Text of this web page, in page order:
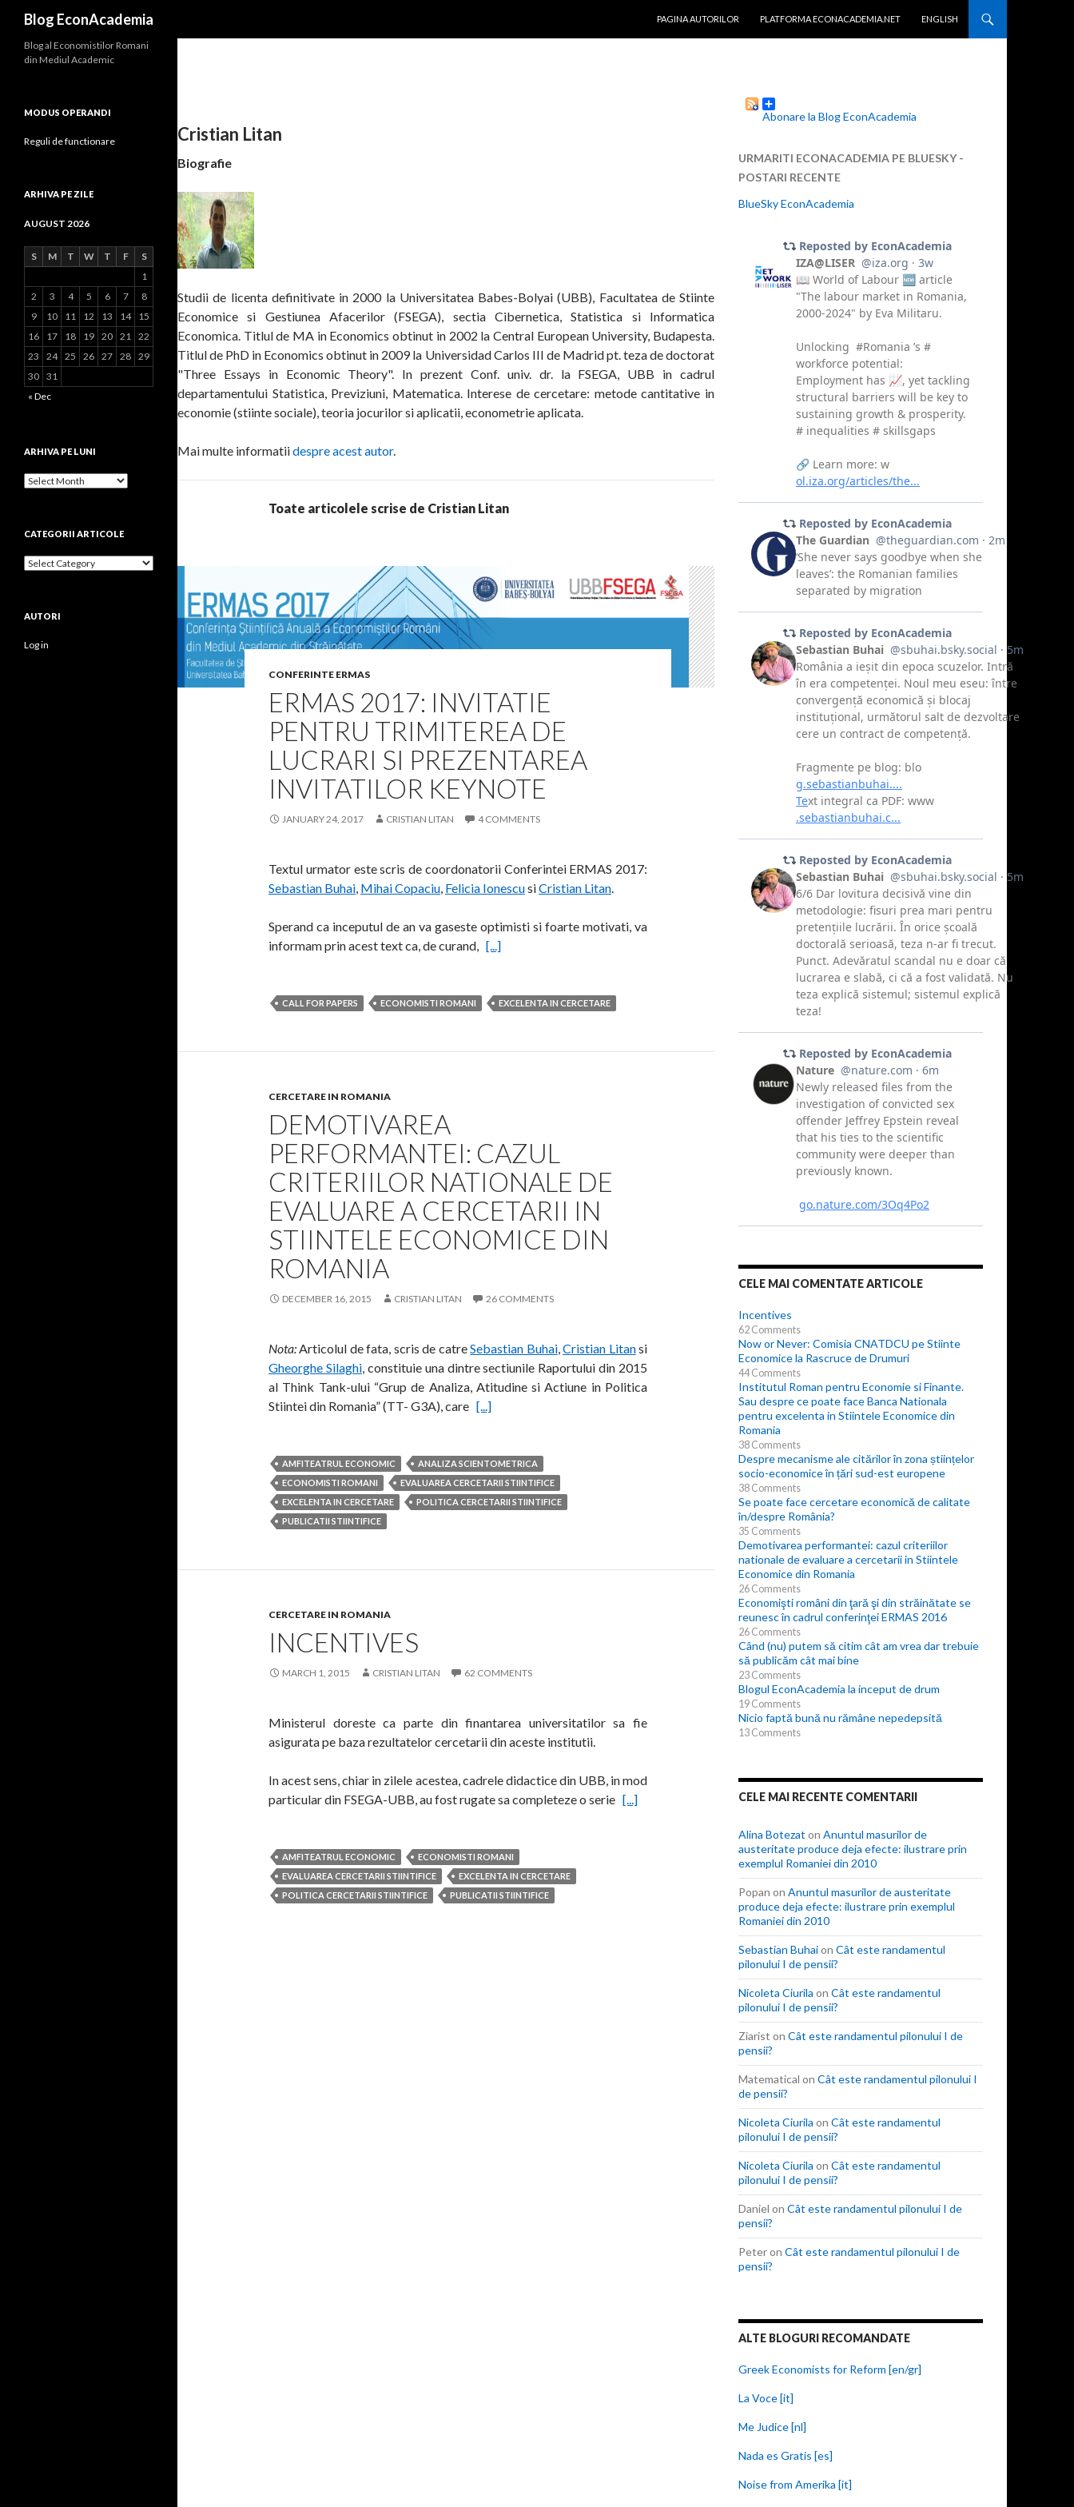
Blog EconAcademia
PAGINA AUTORILOR
PLATFORMA ECONACADEMIA.NET ENGLISH
Cristian Litan
Biografie
Studii de licenta definitivate in 2000 la Universitatea Babes-Bolyai (UBB), Facultatea de Stiinte
Economice si Gestiunea Afacerilor (FSEGA), sectia Cibernetica, Statistica si Informatica
Economica. Titlul de MA in Economics obtinut in 2002 la Central European University, Budapesta.
Titlul de PhD in Economics obtinut in 2009 la Universidad Carlos III de Madrid pt. teza de doctorat
"Three Essays in Economic Theory". In prezent Conf. univ. dr. la FSEGA, UBB in cadrul
departamentului Statistica, Previziuni, Matematica. Interese de cercetare: metode cantitative in
economie (stiinte sociale), teoria jocurilor si aplicatii, econometrie aplicata.
Mai multe informatiidespre acest autor.
Toate articolele scrise de Cristian Litan
CONFERINTE ERMAS
ERMAS 2017: INVITATIE
PENTRU TRIMITEREA DE
LUCRARI SI PREZENTAREA
INVITATILOR KEYNOTE
JANUARY 24, 2017 CRISTIAN LITAN 4 COMMENTS
Textul urmator este scris de coordonatorii Conferintei ERMAS 2017:
Sebastian Buhai, Mihai Copaciu, Felicia IonescusiCristian Litan.
Sperand ca inceputul de an va gaseste optimisti si foarte motivati, va
informam prin acest text ca, de curand, [...]
CALL FOR PAPERS ECONOMISTI ROMANI EXCELENTA IN CERCETARE
CERCETARE IN ROMANIA
DEMOTIVAREA
PERFORMANTEI: CAZUL
CRITERIILOR NATIONALE DE
EVALUARE A CERCETARII IN
STIINTELE ECONOMICE DIN
ROMANIA
DECEMBER 16, 2015 CRISTIAN LITAN 26 COMMENTS
Nota:Articolul de fata, scris de catreSebastian Buhai,Cristian Litansi
Gheorghe Silaghi, constituie una dintre sectiunile Raportului din 2015
al Think Tank-ului “Grup de Analiza, Atitudine si Actiune in Politica
Stiintei din Romania” (TT- G3A), care [...]
AMFITEATRUL ECONOMIC
ANALIZA SCIENTOMETRICA
ECONOMISTI ROMANI
EVALUAREA CERCETARII STIINTIFICE
EXCELENTA IN CERCETARE
POLITICA CERCETARII STIINTIFICE
PUBLICATII STIINTIFICE
CERCETARE IN ROMANIA
INCENTIVES
MARCH 1, 2015 CRISTIAN LITAN 62 COMMENTS
Ministerul doreste ca parte din finantarea universitatilor sa fie
asigurata pe baza rezultatelor cercetarii din aceste institutii.
In acest sens, chiar in zilele acestea, cadrele didactice din UBB, in mod
particular din FSEGA-UBB, au fost rugate sa completeze o serie [...]
AMFITEATRUL ECONOMIC
ECONOMISTI ROMANI
EVALUAREA CERCETARII STIINTIFICE
EXCELENTA IN CERCETARE
POLITICA CERCETARII STIINTIFICE
PUBLICATII STIINTIFICE
Abonare la Blog EconAcademia
URMARITI ECONACADEMIA PE BLUESKY -
POSTARI RECENTE
BlueSky EconAcademia
CELE MAI COMENTATE ARTICOLE
Incentives
62 Comments
Now or Never: Comisia CNATDCU pe Stiinte
Economice la Rascruce de Drumuri
44 Comments
Institutul Roman pentru Economie si Finante.
Sau despre ce poate face Banca Nationala
pentru excelenta in Stiintele Economice din
Romania
38 Comments
Despre mecanisme ale citărilor în zona științelor
socio-economice în țări sud-est europene
38 Comments
Se poate face cercetare economică de calitate
în/despre România?
35 Comments
Demotivarea performantei: cazul criteriilor
nationale de evaluare a cercetarii in Stiintele
Economice din Romania
26 Comments
Economişti români din ţară şi din străinătate se
reunesc în cadrul conferinţei ERMAS 2016
26 Comments
Când (nu) putem să citim cât am vrea dar trebuie
să publicăm cât mai bine
23 Comments
Blogul EconAcademia la inceput de drum
19 Comments
Nicio faptă bună nu rămâne nepedepsită
13 Comments
CELE MAI RECENTE COMENTARII
Alina Botezat on Anuntul masurilor de
austeritate produce deja efecte: ilustrare prin
exemplul Romaniei din 2010
Popan on Anuntul masurilor de austeritate
produce deja efecte: ilustrare prin exemplul
Romaniei din 2010
Sebastian Buhaion Cât este randamentul
pilonului I de pensii?
Nicoleta Ciurila on Cât este randamentul
pilonului I de pensii?
Ziarist on Cât este randamentul pilonului I de
pensii?
Matematical on Cât este randamentul pilonului I
de pensii?
Nicoleta Ciurila on Cât este randamentul
pilonului I de pensii?
Nicoleta Ciurila on Cât este randamentul
pilonului I de pensii?
Daniel on Cât este randamentul pilonului I de
pensii?
Peteron Cât este randamentul pilonului I de
pensii?
ALTE BLOGURI RECOMANDATE
Greek Economists for Reform [en/gr]
La Voce [it]
Me Judice [nl]
Nada es Gratis [es]
Noise from Amerika [it]
Blog al Economistilor Romani
din Mediul Academic
MODUS OPERANDI
Reguli de functionare
ARHIVA PE ZILE
AUGUST 2026
S M T W T F
S
1
2
3 4 5 6 7
8
9
10 11 12 13 14
15
16
17 18 19 20 21 22
23
24 25 26 27 28 29
30 31
« Dec
ARHIVA PE LUNI
Arhiva
CATEGORII ARTICOLE
Categorii
AUTORI
Log in